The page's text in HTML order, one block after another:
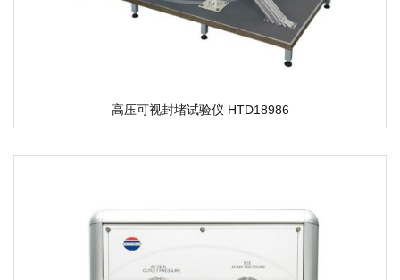
高压可视封堵试验仪 HTD18986